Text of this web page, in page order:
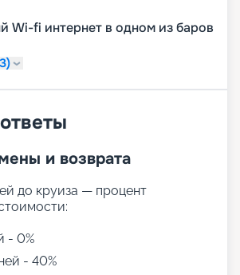
Wi-fi интернет в одном из баров
и возврата
до круиза — процент
- 0%
- 40%